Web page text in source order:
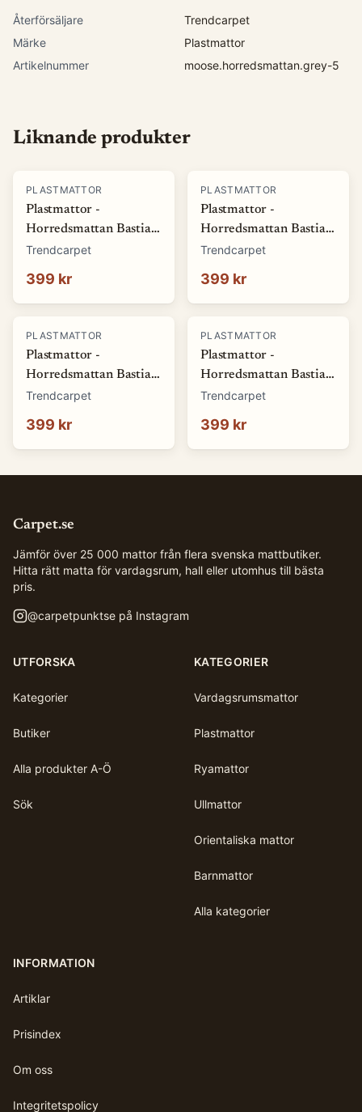
Återförsäljare
Trendcarpet
Märke
Plastmattor
Artikelnummer
moose.horredsmattan.grey-5
Liknande produkter
PLASTMATTOR
Plastmattor -
Horredsmattan Bastian
(grön) (Storlek: 70 x 50
Trendcarpet
399 kr
PLASTMATTOR
Plastmattor -
Horredsmattan Bastian
(röd) (Storlek: 70 x 50
Trendcarpet
399 kr
PLASTMATTOR
Plastmattor -
Horredsmattan Bastian
(blå) (Storlek: 70 x 50
Trendcarpet
399 kr
PLASTMATTOR
Plastmattor -
Horredsmattan Bastian
(brun) (Storlek: 70 x 50
Trendcarpet
399 kr
Carpet.se
Jämför över 25 000 mattor från flera svenska mattbutiker.
Hitta rätt matta för vardagsrum, hall eller utomhus till bästa
pris.
@carpetpunktse på Instagram
UTFORSKA
Kategorier
Butiker
Alla produkter A-Ö
Sök
KATEGORIER
Vardagsrumsmattor
Plastmattor
Ryamattor
Ullmattor
Orientaliska mattor
Barnmattor
Alla kategorier
INFORMATION
Artiklar
Prisindex
Om oss
Integritetspolicy